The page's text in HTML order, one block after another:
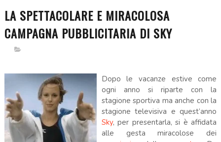
LA SPETTACOLARE E MIRACOLOSA
CAMPAGNA PUBBLICITARIA DI SKY
Dopo le vacanze estive come
ogni anno si riparte con la
stagione sportiva ma anche con la
stagione televisiva e quest’anno
Sky, per presentarla, si è affidata
alle gesta miracolose dei